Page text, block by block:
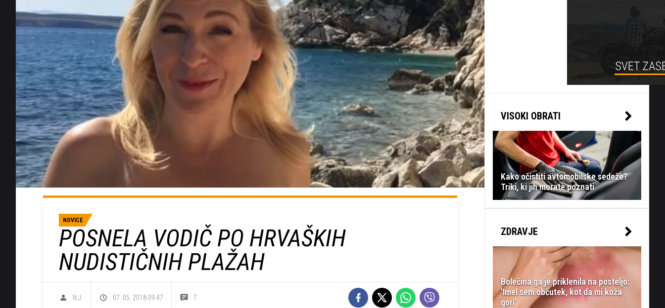
NOVICE
POSNELA VODIČ PO HRVAŠKIH
NUDISTIČNIH PLAŽAH
N.J. 07. 05. 2018 09.47 7
VISOKI OBRATI
Kako očistiti avtomobilske sedeže?
Triki, ki jih morate poznati
ZDRAVJE
Bolečina ga je priklenila na posteljo:
'Imel sem občutek, kot da mi koža
gori'